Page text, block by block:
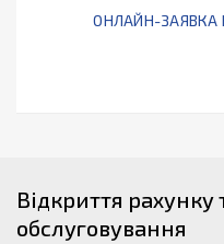
ОНЛАЙН-ЗАЯВКА
Відкриття рахунку
обслуговування